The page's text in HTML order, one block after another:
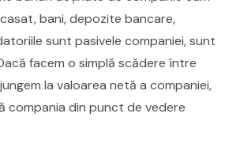
bani, depozite bancare,
sunt pasivele companiei, sunt
facem o simplă scădere între
la valoarea netă a companiei,
compania din punct de vedere